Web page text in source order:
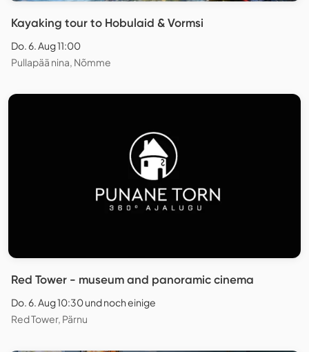
Kayaking tour to Hobulaid & Vormsi
Do. 6. Aug 11:00
Pullapää nina, Nõmme
Red Tower - museum and panoramic cinema
Do. 6. Aug 10:30 und noch einige
Red Tower, Pärnu